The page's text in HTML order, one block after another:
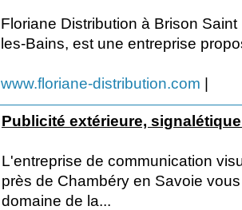
Floriane Distribution à Brison
les-Bains, est une entreprise
www.floriane-distribution.com |
Publicité extérieure,
L'entreprise de communication
près de Chambéry en Savoie
domaine de la...